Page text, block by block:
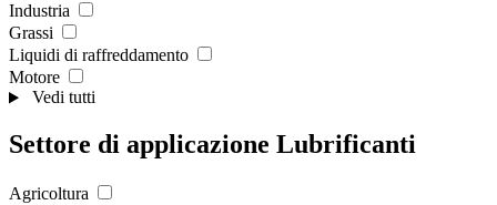
Industria
Grassi
Liquidi di raffreddamento
Motore
Vedi tutti
Settore di applicazione Lubrificanti
Agricoltura